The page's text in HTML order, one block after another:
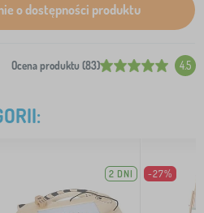
o dostępności produktu
Ocena produktu (83) 4.5
2 DNI -27%